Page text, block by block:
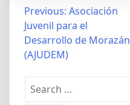
Post
navigation
Previous: Asociación
Juvenil para el
Desarrollo de Morazán
(AJUDEM)
Search
for: